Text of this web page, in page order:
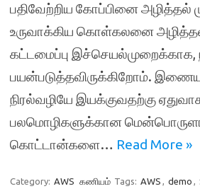
பதிவேற்றிய கோப்பினை அழித்தல்
உருவாக்கிய கொள்கலனை
கட்டமைப்பு
பயன்படுத்தவிருக்கிறோம்.
நிரல்வழியே இயக்குவதற்கு
பலமொழிகளுக்கான
கொட்டான்களை… Read More »
Category: AWS கணியம் Tags: AWS , demo ,